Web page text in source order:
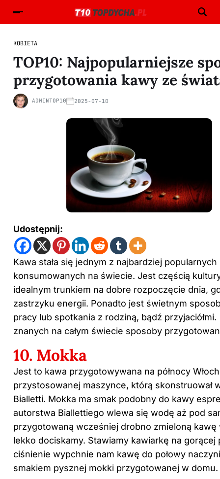
KOBIETA
TOP10: Najpopularniejsze
przygotowania kawy ze
ADMINTOP10 2025-07-10
Udostępnij:
Kawa stała się jednym z najbardziej
konsumowanych na świecie. Jest częścią
idealnym trunkiem na dobre rozpoczęcie dnia,
zastrzyku energii. Ponadto jest świetnym
pracy lub spotkania z rodziną, bądź
znanych na całym świecie sposoby
10. Mokka
Jest to kawa przygotowywana na północy
przystosowanej maszynce, którą skonstruował
Bialletti. Mokka ma smak podobny do kawy
autorstwa Biallettiego wlewa się wodę aż pod
przygotowaną wcześniej drobno zmieloną
lekko dociskamy. Stawiamy kawiarkę na gorącej
ciśnienie wypchnie nam kawę do połowy
smakiem pysznej mokki przygotowanej w domu.